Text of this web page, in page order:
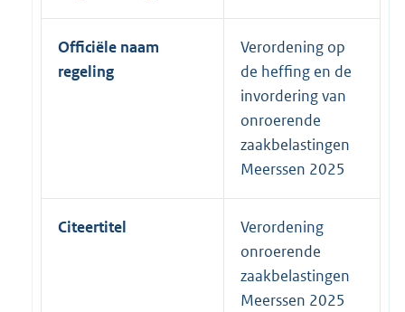
Officiële naam
regeling
Verordening op
de heffing en de
invordering van
onroerende
zaakbelastingen
Meerssen 2025
Citeertitel
Verordening
onroerende
zaakbelastingen
Meerssen 2025